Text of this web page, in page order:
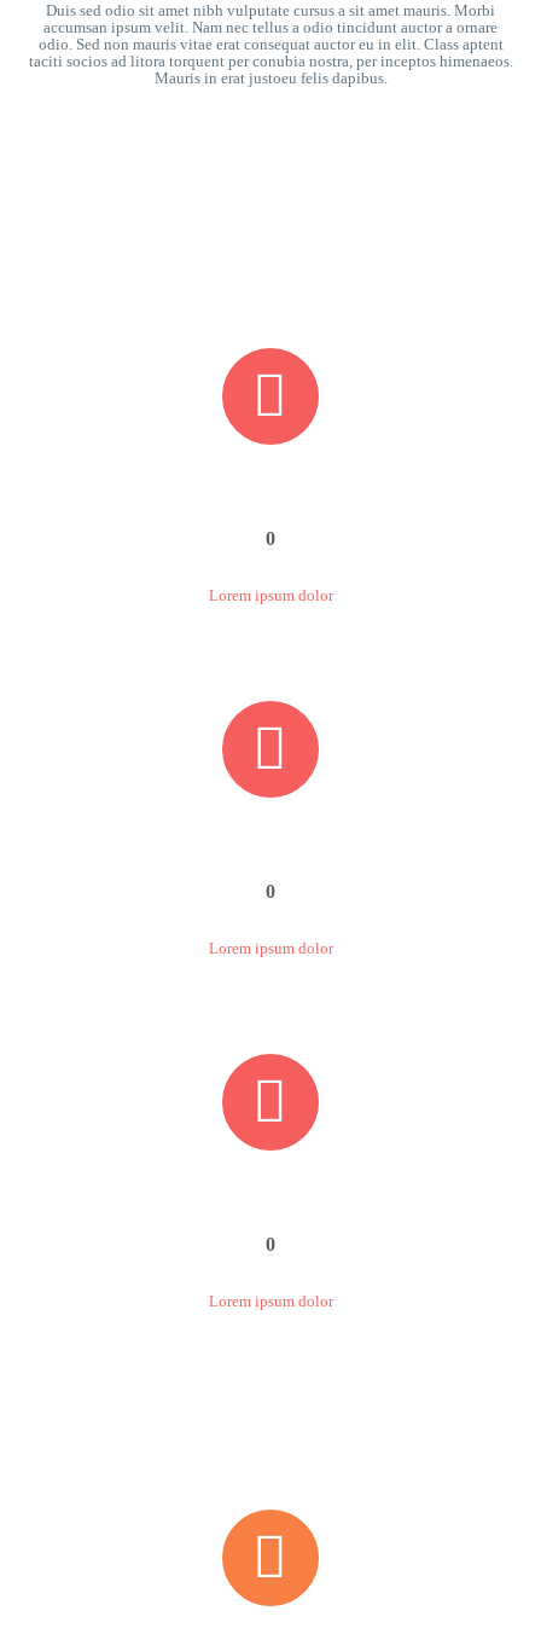
Duis sed odio sit amet nibh vulputate cursus a sit amet mauris. Morbi
accumsan ipsum velit. Nam nec tellus a odio tincidunt auctor a ornare
odio. Sed non mauris vitae erat consequat auctor eu in elit. Class aptent
taciti socios ad litora torquent per conubia nostra, per inceptos himenaeos.
Mauris in erat justoeu felis dapibus.


0
Lorem ipsum dolor


0
Lorem ipsum dolor


0
Lorem ipsum dolor

